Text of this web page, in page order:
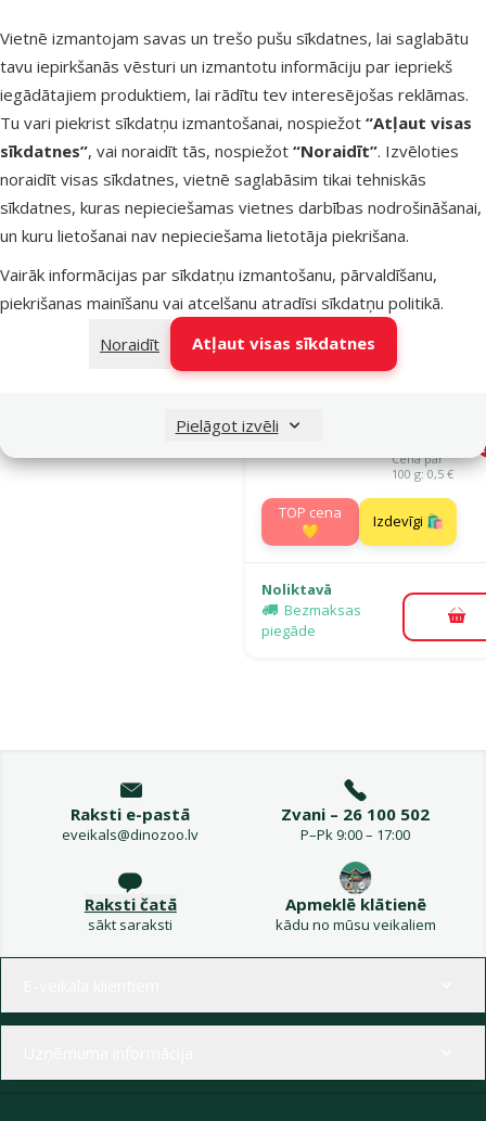
Vietnē izmantojam savas un trešo pušu sīkdatnes, lai saglabātu
tavu iepirkšanās vēsturi un izmantotu informāciju par iepriekš
iegādātajiem produktiem, lai rādītu tev interesējošas reklāmas.
Tu vari piekrist sīkdatņu izmantošanai, nospiežot “Atļaut visas
sīkdatnes”, vai noraidīt tās, nospiežot “Noraidīt”. Izvēloties
noraidīt visas sīkdatnes, vietnē saglabāsim tikai tehniskās
sīkdatnes, kuras nepieciešamas vietnes darbības nodrošināšanai,
un kuru lietošanai nav nepieciešama lietotāja piekrišana.
Vairāk informācijas par sīkdatņu izmantošanu, pārvaldīšanu,
piekrišanas mainīšanu vai atcelšanu atradīsi sīkdatņu politikā.
Noraidīt
Atļaut visas sīkdatnes
Pielāgot izvēli
Cena
39,98 €
Cena par
100 g: 0,3 €
E-veikala
cena 💻
TOP cena
💛
Noliktavā
Bezmaksas
Barība
Deluxe, 10
Atsauksmes
Cena par
100 g: 0,5 €
TOP cena
💛
Izdevīgi 🛍️
Noliktavā
Bezmaksas
piegāde
Raksti e-pastā
eveikals@dinozoo.lv
Zvani – 26 100 502
P–Pk 9:00 – 17:00
Raksti čatā
sākt saraksti
Apmeklē klātienē
kādu no mūsu veikaliem